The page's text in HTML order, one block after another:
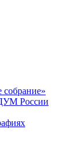
собрание»
России